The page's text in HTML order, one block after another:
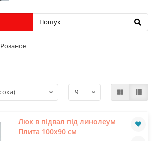
Розанов
Люк в підвал під линолеум
Плита 100х90 см